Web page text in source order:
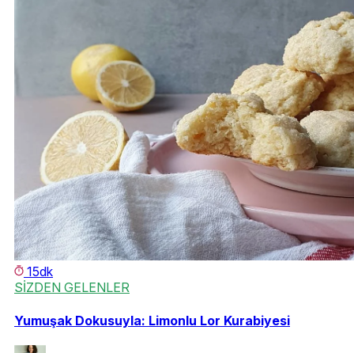
15dk
SİZDEN GELENLER
Yumuşak Dokusuyla: Limonlu Lor Kurabiyesi